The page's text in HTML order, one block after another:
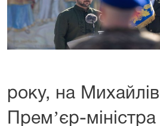
року, на
Премʼєр-